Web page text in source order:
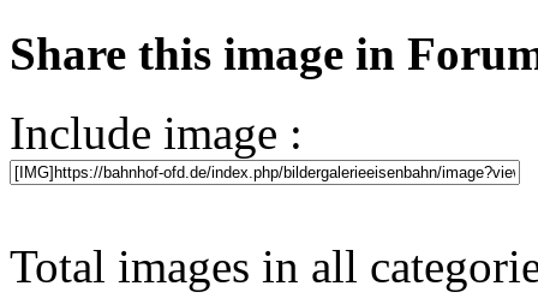
Share this image in
Include image :
Total images in all